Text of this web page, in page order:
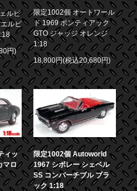
ルビ
ルビ
円)
限定1002個 オートワール
ド 1969 ポンティアック
GTO ジャッジ オレンジ
1:18
18,800円(税込20,680円)
ィッ
マロ
限定1002個 Autoworld
1967 シボレー シェベル
SS コンバーチブル ブラ
ック 1:18